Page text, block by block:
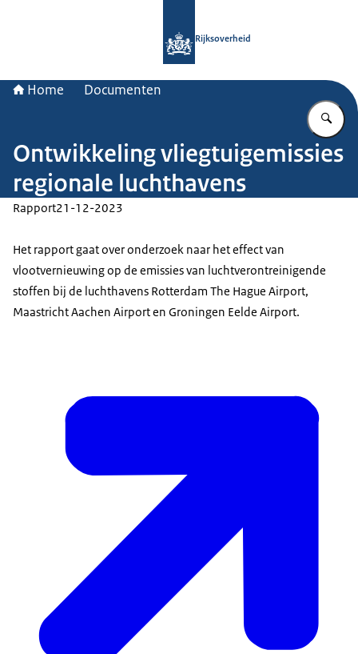
Rijksoverheid
Home Documenten
Ontwikkeling vliegtuigemissies
regionale luchthavens
Rapport21-12-2023
Het rapport gaat over onderzoek naar het effect van
vlootvernieuwing op de emissies van luchtverontreinigende
stoffen bij de luchthavens Rotterdam The Hague Airport,
Maastricht Aachen Airport en Groningen Eelde Airport.